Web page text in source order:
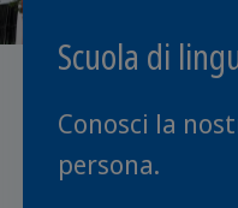
Scuola di
Conosci la
persona.